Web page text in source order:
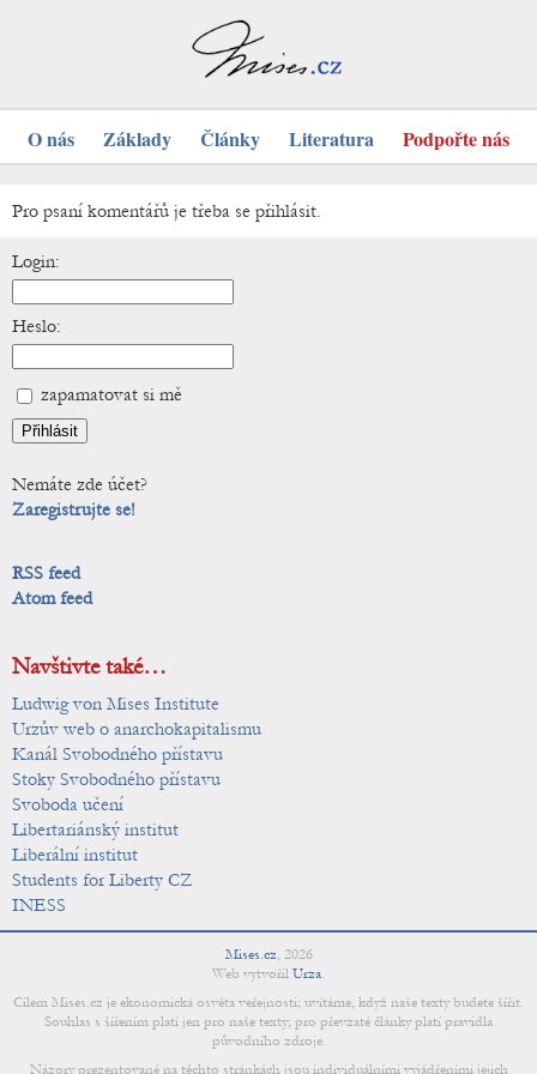
O nás Základy Články Literatura Podpořte nás
Pro psaní komentářů je třeba se přihlásit.
Login:
Heslo:
zapamatovat si mě
Nemáte zde účet?
Zaregistrujte se!
RSS feed
Atom feed
Navštivte také…
Ludwig von Mises Institute
Urzův web o anarchokapitalismu
Kanál Svobodného přístavu
Stoky Svobodného přístavu
Svoboda učení
Libertariánský institut
Liberální institut
Students for Liberty CZ
INESS
Mises.cz, 2026
Web vytvořil Urza.
Cílem Mises.cz je ekonomická osvěta veřejnosti; uvítáme, když naše texty budete šířit.
Souhlas s šířením platí jen pro naše texty; pro převzaté články platí pravidla
původního zdroje.
Názory prezentované na těchto stránkách jsou individuálními vyjádřeními jejich